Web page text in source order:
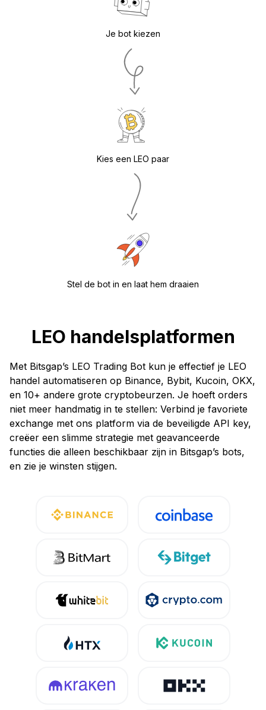
Je bot kiezen
Kies een LEO paar
Stel de bot in en laat hem draaien
LEO handelsplatformen
Met Bitsgap’s LEO Trading Bot kun je effectief je LEO
handel automatiseren op Binance, Bybit, Kucoin, OKX,
en 10+ andere grote cryptobeurzen. Je hoeft orders
niet meer handmatig in te stellen: Verbind je favoriete
exchange met ons platform via de beveiligde API key,
creëer een slimme strategie met geavanceerde
functies die alleen beschikbaar zijn in Bitsgap’s bots,
en zie je winsten stijgen.